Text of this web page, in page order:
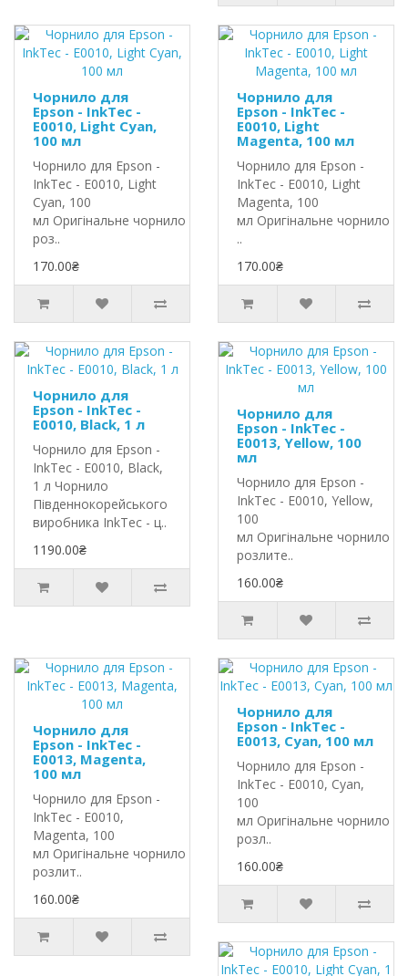
Чорнило для
Epson - InkTec -
E0010, Light Cyan,
100 мл
Чорнило для Epson -
InkTec - E0010, Light
Cyan, 100
мл Оригінальне чорнило InkTec
роз..
170.00₴
Чорнило для
Epson - InkTec -
E0010, Light
Magenta, 100 мл
Чорнило для Epson -
InkTec - E0010, Light
Magenta, 100
мл Оригінальне чорнило
..
170.00₴
Чорнило для
Epson - InkTec -
E0010, Black, 1 л
Чорнило для Epson -
InkTec - E0010, Black,
1 л Чорнило
Південнокорейського
виробника InkTec - ц..
1190.00₴
Чорнило для
Epson - InkTec -
E0013, Yellow, 100
мл
Чорнило для Epson -
InkTec - E0010, Yellow,
100
мл Оригінальне чорнило
розлите..
160.00₴
Чорнило для
Epson - InkTec -
E0013, Magenta,
100 мл
Чорнило для Epson -
InkTec - E0010,
Magenta, 100
мл Оригінальне чорнило InkTec
розлит..
160.00₴
Чорнило для
Epson - InkTec -
E0013, Cyan, 100 мл
Чорнило для Epson -
InkTec - E0010, Cyan,
100
мл Оригінальне чорнило
розл..
160.00₴